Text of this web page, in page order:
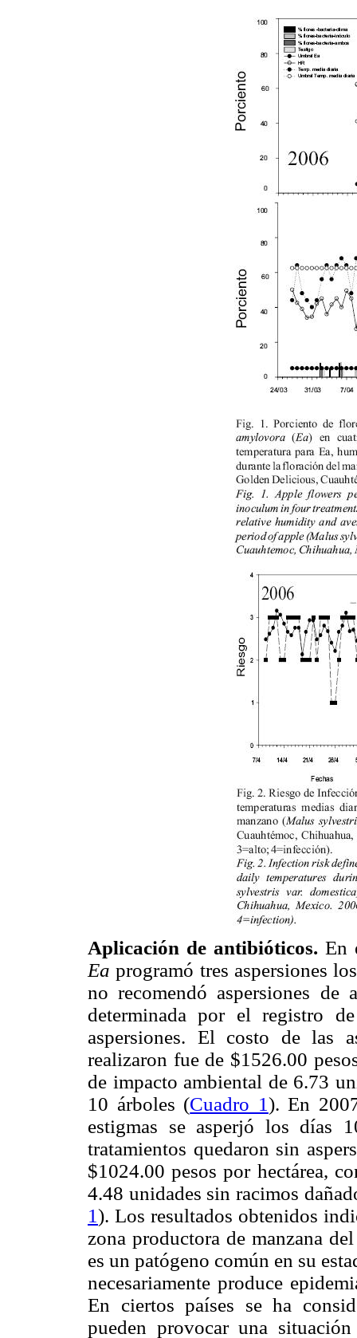
Aplicación de antibióticos. En
Eaprogramó tres aspersiones
no recomendó aspersiones
determinada por el registro
aspersiones. El costo de las
realizaron fue de $1526.00
de impacto ambiental de 6.73
10 árboles (Cuadro 1). En
estigmas se asperjó los días
tratamientos quedaron sin
$1024.00 pesos por hectárea,
4.48 unidades sin racimos
1). Los resultados obtenidos
zona productora de manzana
es un patógeno común en su
necesariamente produce
En ciertos países se ha
pueden provocar una